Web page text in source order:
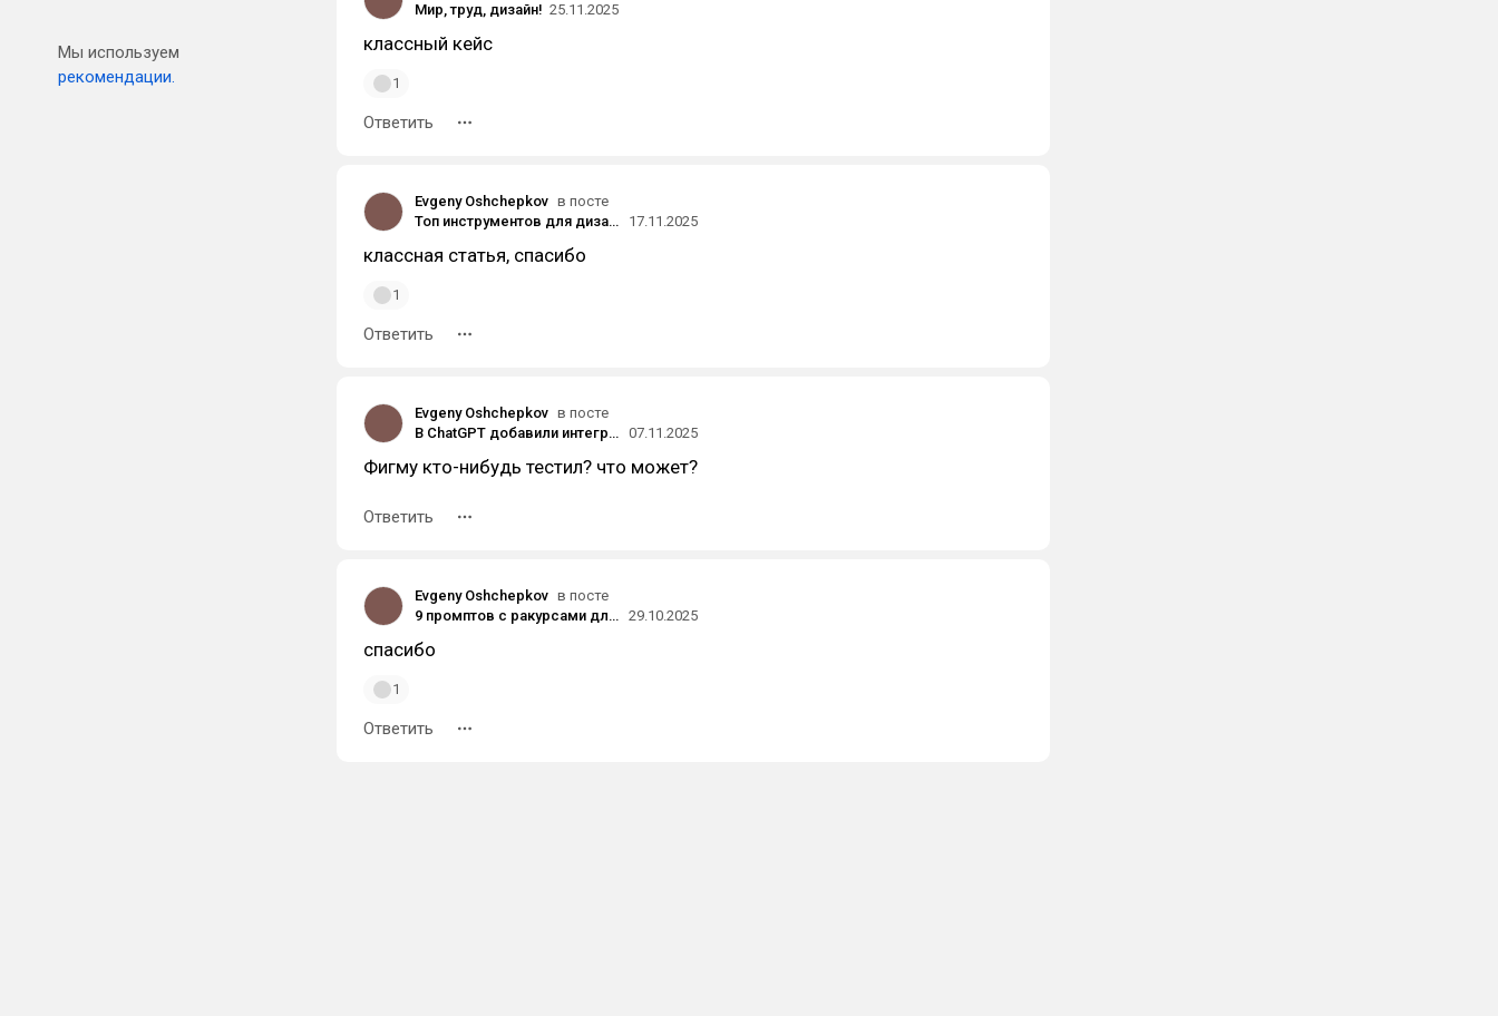
Мы используем
рекомендации.
Мир, труд, дизайн! 25.11.2025
классный кейс
1
Ответить
Evgeny Oshchepkov в посте
Топ инструментов для дизайнеров
17.11.2025
классная статья, спасибо
1
Ответить
Evgeny Oshchepkov в посте
В ChatGPT добавили интеграцию с Tripadvisor и приложением для тренировок Peloton 07.11.2025
Фигму кто-нибудь тестил? что может?
Ответить
Evgeny Oshchepkov в посте
9 промптов с ракурсами для Midjourney 29.10.2025
спасибо
1
Ответить